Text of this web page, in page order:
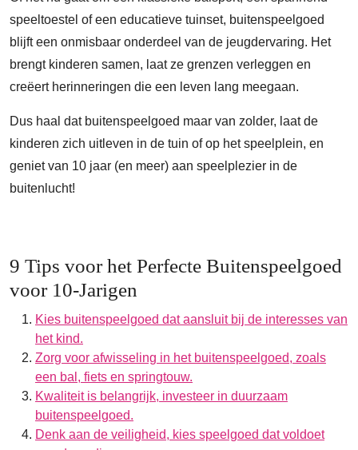
speeltoestel of een educatieve tuinset, buitenspeelgoed
blijft een onmisbaar onderdeel van de jeugdervaring. Het
brengt kinderen samen, laat ze grenzen verleggen en
creëert herinneringen die een leven lang meegaan.
Dus haal dat buitenspeelgoed maar van zolder, laat de
kinderen zich uitleven in de tuin of op het speelplein, en
geniet van 10 jaar (en meer) aan speelplezier in de
buitenlucht!
9 Tips voor het Perfecte Buitenspeelgoed
voor 10-Jarigen
Kies buitenspeelgoed dat aansluit bij de interesses van
het kind.
Zorg voor afwisseling in het buitenspeelgoed, zoals
een bal, fiets en springtouw.
Kwaliteit is belangrijk, investeer in duurzaam
buitenspeelgoed.
Denk aan de veiligheid, kies speelgoed dat voldoet